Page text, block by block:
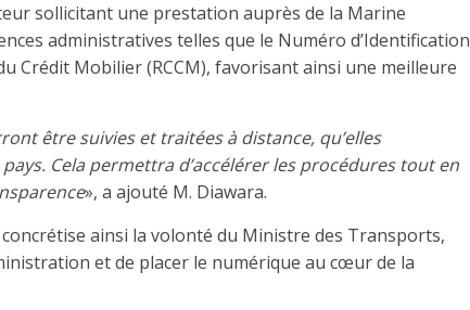
sollicitant une prestation auprès de la Marine
administratives telles que le Numéro d’Identification
Crédit Mobilier (RCCM), favorisant ainsi une meilleure
être suivies et traitées à distance, qu’elles
Cela permettra d’accélérer les procédures tout en
», a ajouté M. Diawara.
ainsi la volonté du Ministre des Transports,
et de placer le numérique au cœur de la